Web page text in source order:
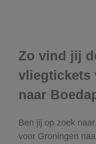
Zo vind jij
vliegtickets
naar
Ben jij op zoek
voor Groningen